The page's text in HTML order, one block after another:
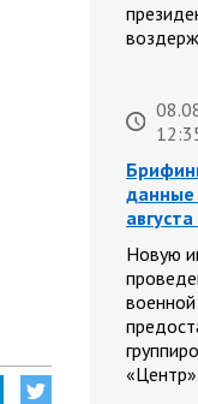
данные
Новую